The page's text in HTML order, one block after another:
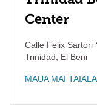
Center
Calle Felix Sartori
Trinidad
El Beni
MAUA MAI TAIALA